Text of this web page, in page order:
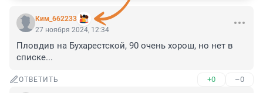
Ким_662233
27 ноября 2024, 12:34
Пловдив на Бухарестской, 90 очень хорош, но нет в
списке...
ОТВЕТИТЬ +0 –0